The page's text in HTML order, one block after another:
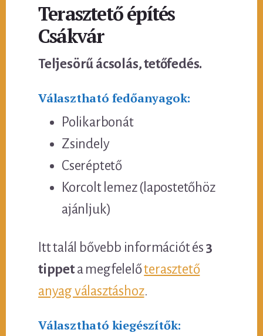
Terasztető építés
Csákvár
Teljesörű ácsolás, tetőfedés.
Választható fedőanyagok:
Polikarbonát
Zsindely
Cseréptető
Korcolt lemez (lapostetőhöz
ajánljuk)
Itt talál bővebb információt és 3
tippeta megfelelőterasztető
anyag választáshoz.
Választható kiegészítők: